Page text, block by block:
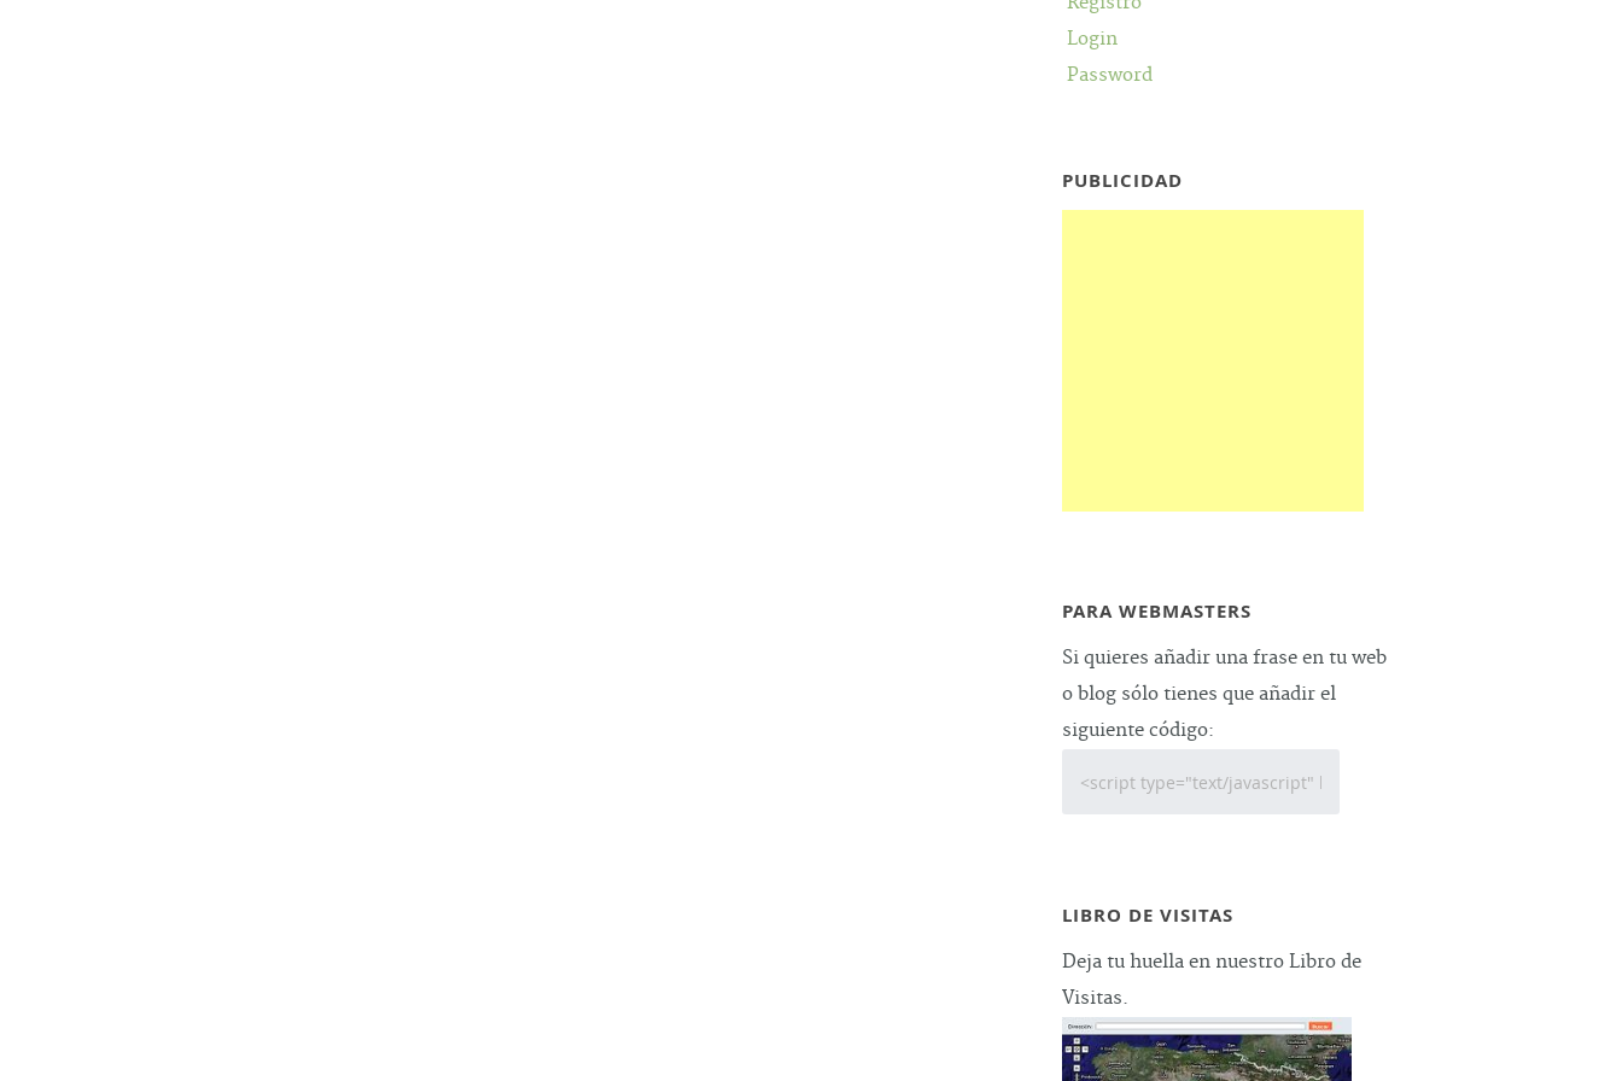
Login
Password
PUBLICIDAD
PARA WEBMASTERS
Si quieres añadir una frase en tu web
o blog sólo tienes que añadir el
siguiente código:
LIBRO DE VISITAS
Deja tu huella en nuestro Libro de
Visitas.